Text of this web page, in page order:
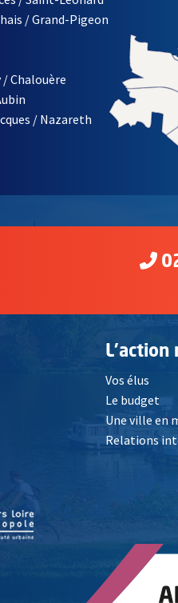
LA LETTRE D'INFORMATION
/ Grand-Pigeon
Chalouère
/ Nazareth
L'action
Vos élus
Le budget
Une ville en
Relations
, Ouvre une nouvelle fenêtre